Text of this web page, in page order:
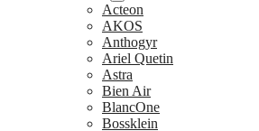
Acteon
AKOS
Anthogyr
Ariel Quetin
Astra
Bien Air
BlancOne
Bossklein